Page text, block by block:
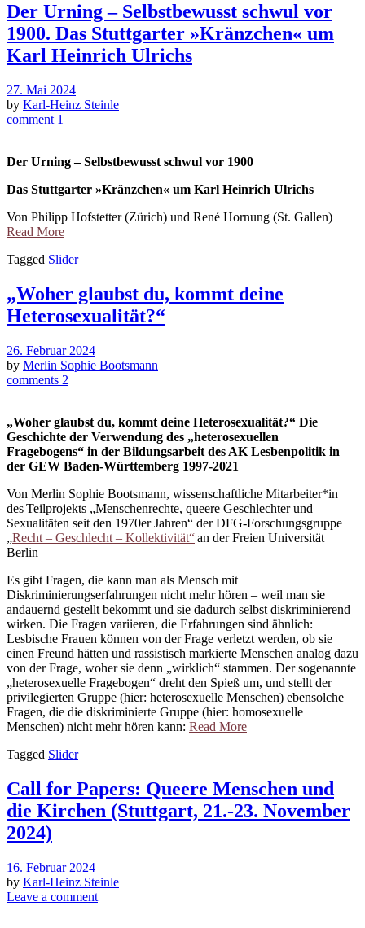
Der Urning – Selbstbewusst schwul vor
1900. Das Stuttgarter »Kränzchen« um
Karl Heinrich Ulrichs
27. Mai 2024
by Karl-Heinz Steinle
comment 1
Der Urning – Selbstbewusst schwul vor 1900
Das Stuttgarter »Kränzchen« um Karl Heinrich Ulrichs
Von Philipp Hofstetter (Zürich) und René Hornung (St. Gallen)
Read More
Tagged Slider
„Woher glaubst du, kommt deine
Heterosexualität?“
26. Februar 2024
by Merlin Sophie Bootsmann
comments 2
„Woher glaubst du, kommt deine Heterosexualität?“ Die
Geschichte der Verwendung des „heterosexuellen
Fragebogens“ in der Bildungsarbeit des AK Lesbenpolitik in
der GEW Baden-Württemberg 1997-2021
Von Merlin Sophie Bootsmann, wissenschaftliche Mitarbeiter*in
des Teilprojekts „Menschenrechte, queere Geschlechter und
Sexualitäten seit den 1970er Jahren“ der DFG-Forschungsgruppe
„Recht – Geschlecht – Kollektivität“an der Freien Universität
Berlin
Es gibt Fragen, die kann man als Mensch mit
Diskriminierungserfahrungen nicht mehr hören – weil man sie
andauernd gestellt bekommt und sie dadurch selbst diskriminierend
wirken. Die Fragen variieren, die Erfahrungen sind ähnlich:
Lesbische Frauen können von der Frage verletzt werden, ob sie
einen Freund hätten und rassistisch markierte Menschen analog dazu
von der Frage, woher sie denn „wirklich“ stammen. Der sogenannte
„heterosexuelle Fragebogen“ dreht den Spieß um, und stellt der
privilegierten Gruppe (hier: heterosexuelle Menschen) ebensolche
Fragen, die die diskriminierte Gruppe (hier: homosexuelle
Menschen) nicht mehr hören kann: Read More
Tagged Slider
Call for Papers: Queere Menschen und
die Kirchen (Stuttgart, 21.-23. November
2024)
16. Februar 2024
by Karl-Heinz Steinle
Leave a comment